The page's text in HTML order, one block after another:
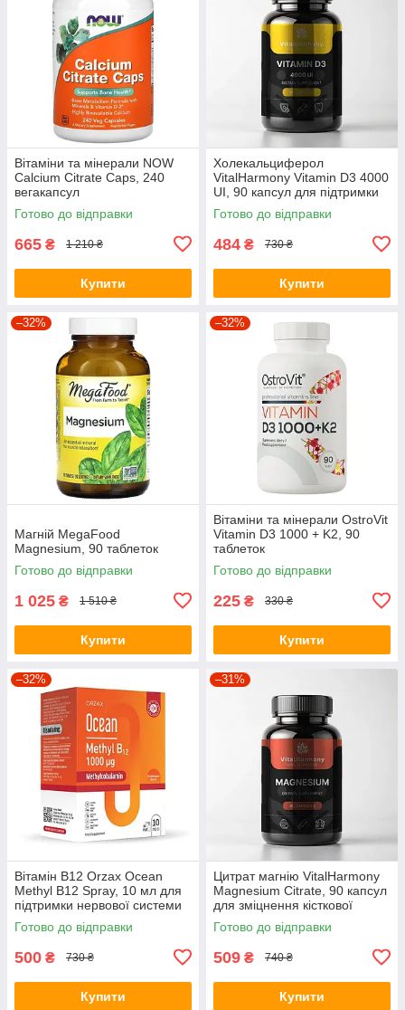
Вітаміни та мінерали NOW
Calcium Citrate Caps, 240
вегакапсул
Готово до відправки
665 ₴ 1 210 ₴
Купити
Холекальциферол
VitalHarmony Vitamin D3 4000
UI, 90 капсул для підтримки
імунної системи
Готово до відправки
484 ₴ 730 ₴
Купити
–32%
Магній MegaFood
Magnesium, 90 таблеток
Готово до відправки
1 025 ₴ 1 510 ₴
Купити
–32%
Вітаміни та мінерали OstroVit
Vitamin D3 1000 + K2, 90
таблеток
Готово до відправки
225 ₴ 330 ₴
Купити
–32%
Вітамін B12 Orzax Ocean
Methyl B12 Spray, 10 мл для
підтримки нервової системи
Готово до відправки
500 ₴ 730 ₴
Купити
–31%
Цитрат магнію VitalHarmony
Magnesium Citrate, 90 капсул
для зміцнення кісткової
тканини
Готово до відправки
509 ₴ 740 ₴
Купити